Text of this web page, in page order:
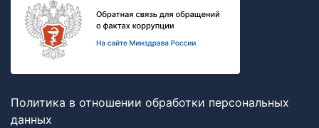
Политика в отношении обработки персональных
данных